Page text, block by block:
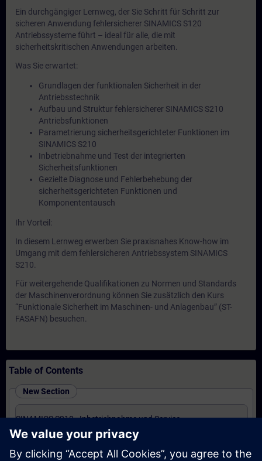
Ein durchgängiger Lernweg, der Sie Schritt für Schritt zur
sicheren Anwendung fehlersicherer SINAMICS S120
Antriebssysteme führt – ideal für alle, die mit
sicherheitskritischen Anwendungen arbeiten.
Was Sie erwartet:
Grundlagen der funktionalen Sicherheit in der
Antriebsstechnik
Aufbau und Struktur fehlersicherer SINAMICS S210
Antriebsfunktionen
Parametrierung sicherheitsgerichteter Funktionen im
SINAMICS S210
Inbetriebnahme und Test der integrierten
Sicherheitsfunktionen
Gezielte Diagnose und Fehlerbehebung der
sicherheitsgerichteten Funktionen und
Komponententausch
Ihr Vorteil:
In diesem Lernweg erwerben Sie praxisnahes Know-how im
Umgang mit dem fehlersicheren Antriebssystem SINAMICS
S210.
Für weitergehende Qualifikationen zu Normen und Standards
der Maschinenverordnung können Sie zusätzlich den Kurs
“Funktionale Sicherheit im Maschinen- und Anlagenbau” (ST-
FASAFN) besuchen.
Table of Contents
New Section
SINAMICS S210 - Inbetriebnahme und Service
(Präsenz-Training)